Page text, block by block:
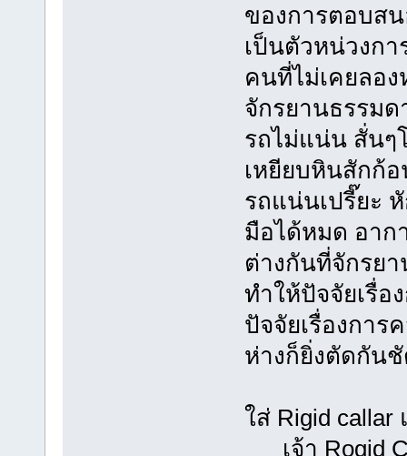
ของการตอบส
เป็นตัวหน่วงกา
คนที่ไม่เคยลอ
จักรยานธรรม
รถไม่แน่น สั่นๆ
เหยียบหินสักก้
รถแน่นเปรี๊ยะ
มือได้หมด อา
ต่างกันที่จักรย
ทำให้ปัจจัยเรื่อ
ปัจจัยเรื่องกา
ห่างก็ยิ่งตัดกันชั
ใส่ Rigid
เจ้า Rogid